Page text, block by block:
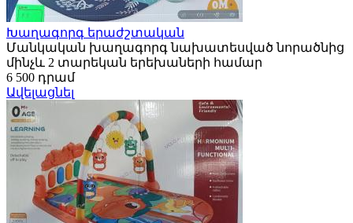
Խաղագորգ երաժշտական
Մանկական խաղագորգ նախատեսված նորածնից
մինչև 2 տարեկան երեխաների համար
6 500 դրամ
Ավելացնել